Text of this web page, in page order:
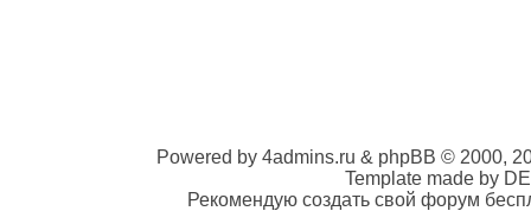
Powered by 4admins.ru & phpBB © 2000,
Template made by
Рекомендую создать свой форум